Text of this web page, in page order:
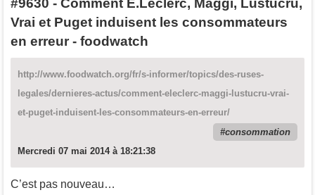
#9630 - Comment E.Leclerc, Maggi, Lustucru,
Vrai et Puget induisent les consommateurs
en erreur - foodwatch
http://www.foodwatch.org/fr/s-informer/topics/des-ruses-
legales/dernieres-actus/comment-eleclerc-maggi-lustucru-vrai-
et-puget-induisent-les-consommateurs-en-erreur/
consommation
Mercredi 07 mai 2014 à 18:21:38
C’est pas nouveau…